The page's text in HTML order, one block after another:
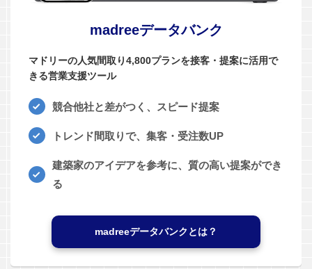
madreeデータバンク
マドリーの人気間取り4,800プランを接客・提案に活用で
きる営業支援ツール
競合他社と差がつく、スピード提案
トレンド間取りで、集客・受注数UP
建築家のアイデアを参考に、質の高い提案ができ
る
madreeデータバンクとは？